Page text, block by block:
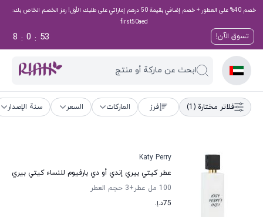
خصم 40% على العطور + خصم إضافي بقيمة 50 درهم إماراتي على طلبك الأول! رمز الخصم الخاص بك:
first50aed
تسوق الآن! 52
:
0
:
8
ابحث عن ماركة أو منتج
فلاتر مختارة (1) فرز الماركات السعر سنة الإصدار
Katy Perry
عطر كيتي بيري إندي أو دي بارفيوم للنساء كيتي بيري
100 مل عطر
+3
حجم العطر
75د.إ.